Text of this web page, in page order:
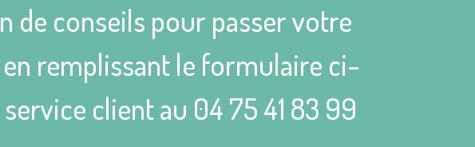
de conseils pour passer votre
remplissant le formulaire ci-
client au 04 75 41 83 99